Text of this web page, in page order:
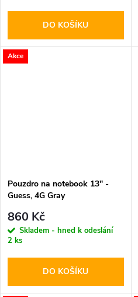
DO KOŠÍKU
Akce
Pouzdro na notebook 13" -
Guess, 4G Gray
860 Kč
Skladem - hned k odeslání
2 ks
DO KOŠÍKU